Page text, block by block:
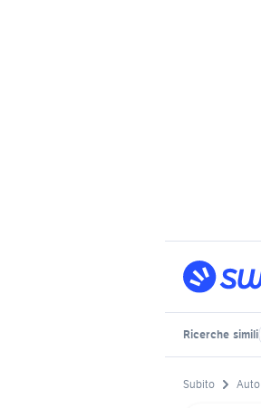
Ricerche simili
Subito Auto